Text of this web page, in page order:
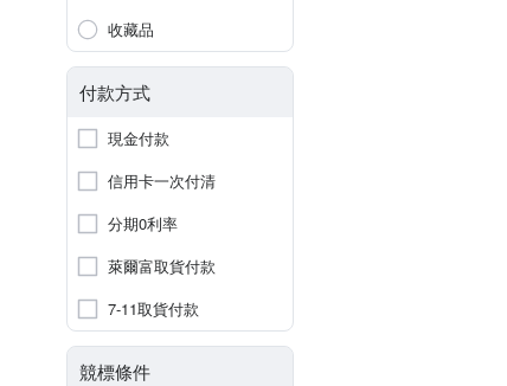
收藏品
付款方式
現金付款
信用卡一次付清
分期0利率
萊爾富取貨付款
7-11取貨付款
競標條件